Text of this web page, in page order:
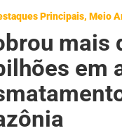
Principais, Meio
mais
em